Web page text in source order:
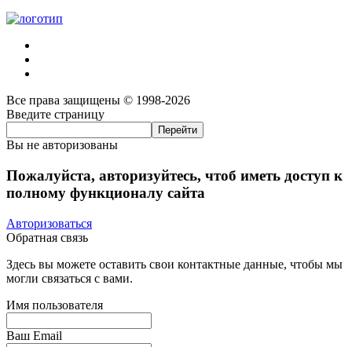
Все права защищены © 1998-2026
Введите страницу
Вы не авторизованы
Пожалуйста, авторизуйтесь, чтоб иметь доступ к
полному функционалу сайта
Авторизоваться
Обратная связь
Здесь вы можете оставить свои контактные данные, чтобы мы
могли связаться с вами.
Имя пользователя
Ваш Email